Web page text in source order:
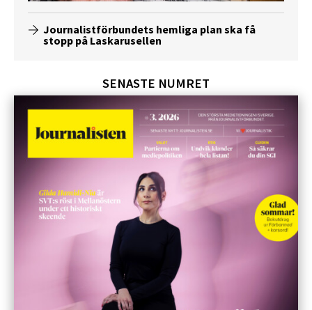
Journalistförbundets hemliga plan ska få
stopp på Laskarusellen
SENASTE NUMRET